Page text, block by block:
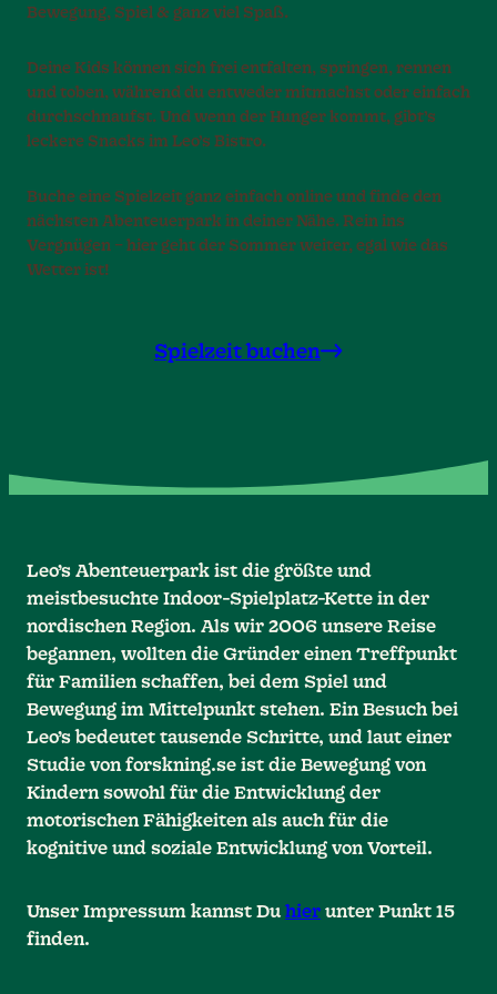
Bewegung, Spiel & ganz viel Spaß.
Deine Kids können sich frei entfalten, springen, rennen
und toben, während du entweder mitmachst oder einfach
durchschnaufst. Und wenn der Hunger kommt, gibt’s
leckere Snacks im Leo’s Bistro.
Buche eine Spielzeit ganz einfach online und finde den
nächsten Abenteuerpark in deiner Nähe. Rein ins
Vergnügen – hier geht der Sommer weiter, egal wie das
Wetter ist!
Spielzeit buchen
Leo’s Abenteuerpark ist die größte und
meistbesuchte Indoor-Spielplatz-Kette in der
nordischen Region. Als wir 2006 unsere Reise
begannen, wollten die Gründer einen Treffpunkt
für Familien schaffen, bei dem Spiel und
Bewegung im Mittelpunkt stehen. Ein Besuch bei
Leo’s bedeutet tausende Schritte, und laut einer
Studie von forskning.se ist die Bewegung von
Kindern sowohl für die Entwicklung der
motorischen Fähigkeiten als auch für die
kognitive und soziale Entwicklung von Vorteil.
Unser Impressum kannst Du hier unter Punkt 15
finden.